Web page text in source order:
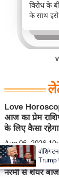
विरोध के
के साथ इसे
Love
आज का प्रेम
के लिए कैसा
Aug 06, 2026
Sensex 201
नरमी से शेयर
Trump